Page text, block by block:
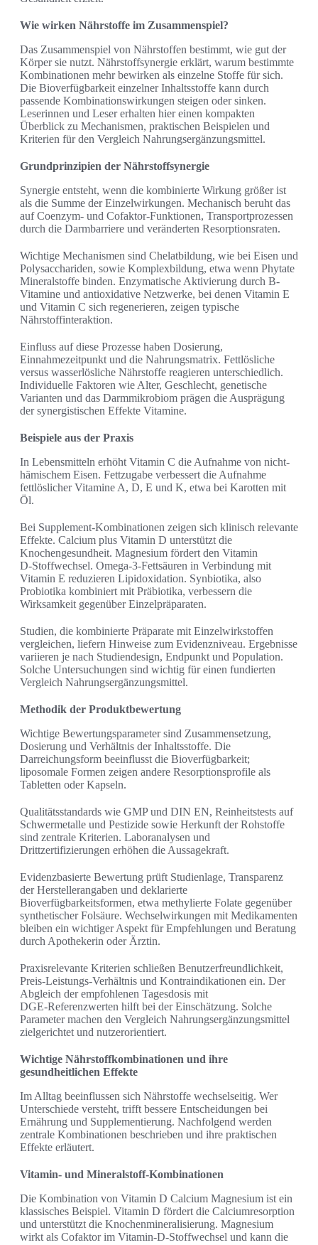
Wie wirken Nährstoffe im Zusammenspiel?
Das Zusammenspiel von Nährstoffen bestimmt, wie gut der
Körper sie nutzt. Nährstoffsynergie erklärt, warum bestimmte
Kombinationen mehr bewirken als einzelne Stoffe für sich.
Die Bioverfügbarkeit einzelner Inhaltsstoffe kann durch
passende Kombinationswirkungen steigen oder sinken.
Leserinnen und Leser erhalten hier einen kompakten
Überblick zu Mechanismen, praktischen Beispielen und
Kriterien für den Vergleich Nahrungsergänzungsmittel.
Grundprinzipien der Nährstoffsynergie
Synergie entsteht, wenn die kombinierte Wirkung größer ist
als die Summe der Einzelwirkungen. Mechanisch beruht das
auf Coenzym- und Cofaktor-Funktionen, Transportprozessen
durch die Darmbarriere und veränderten Resorptionsraten.
Wichtige Mechanismen sind Chelatbildung, wie bei Eisen und
Polysacchariden, sowie Komplexbildung, etwa wenn Phytate
Mineralstoffe binden. Enzymatische Aktivierung durch B-
Vitamine und antioxidative Netzwerke, bei denen Vitamin E
und Vitamin C sich regenerieren, zeigen typische
Nährstoffinteraktion.
Einfluss auf diese Prozesse haben Dosierung,
Einnahmezeitpunkt und die Nahrungsmatrix. Fettlösliche
versus wasserlösliche Nährstoffe reagieren unterschiedlich.
Individuelle Faktoren wie Alter, Geschlecht, genetische
Varianten und das Darmmikrobiom prägen die Ausprägung
der synergistischen Effekte Vitamine.
Beispiele aus der Praxis
In Lebensmitteln erhöht Vitamin C die Aufnahme von nicht-
hämischem Eisen. Fettzugabe verbessert die Aufnahme
fettlöslicher Vitamine A, D, E und K, etwa bei Karotten mit
Öl.
Bei Supplement-Kombinationen zeigen sich klinisch relevante
Effekte. Calcium plus Vitamin D unterstützt die
Knochengesundheit. Magnesium fördert den Vitamin
D‑Stoffwechsel. Omega-3-Fettsäuren in Verbindung mit
Vitamin E reduzieren Lipidoxidation. Synbiotika, also
Probiotika kombiniert mit Präbiotika, verbessern die
Wirksamkeit gegenüber Einzelpräparaten.
Studien, die kombinierte Präparate mit Einzelwirkstoffen
vergleichen, liefern Hinweise zum Evidenzniveau. Ergebnisse
variieren je nach Studiendesign, Endpunkt und Population.
Solche Untersuchungen sind wichtig für einen fundierten
Vergleich Nahrungsergänzungsmittel.
Methodik der Produktbewertung
Wichtige Bewertungsparameter sind Zusammensetzung,
Dosierung und Verhältnis der Inhaltsstoffe. Die
Darreichungsform beeinflusst die Bioverfügbarkeit;
liposomale Formen zeigen andere Resorptionsprofile als
Tabletten oder Kapseln.
Qualitätsstandards wie GMP und DIN EN, Reinheitstests auf
Schwermetalle und Pestizide sowie Herkunft der Rohstoffe
sind zentrale Kriterien. Laboranalysen und
Drittzertifizierungen erhöhen die Aussagekraft.
Evidenzbasierte Bewertung prüft Studienlage, Transparenz
der Herstellerangaben und deklarierte
Bioverfügbarkeitsformen, etwa methylierte Folate gegenüber
synthetischer Folsäure. Wechselwirkungen mit Medikamenten
bleiben ein wichtiger Aspekt für Empfehlungen und Beratung
durch Apothekerin oder Ärztin.
Praxisrelevante Kriterien schließen Benutzerfreundlichkeit,
Preis-Leistungs-Verhältnis und Kontraindikationen ein. Der
Abgleich der empfohlenen Tagesdosis mit
DGE‑Referenzwerten hilft bei der Einschätzung. Solche
Parameter machen den Vergleich Nahrungsergänzungsmittel
zielgerichtet und nutzerorientiert.
Wichtige Nährstoffkombinationen und ihre
gesundheitlichen Effekte
Im Alltag beeinflussen sich Nährstoffe wechselseitig. Wer
Unterschiede versteht, trifft bessere Entscheidungen bei
Ernährung und Supplementierung. Nachfolgend werden
zentrale Kombinationen beschrieben und ihre praktischen
Effekte erläutert.
Vitamin- und Mineralstoff-Kombinationen
Die Kombination von Vitamin D Calcium Magnesium ist ein
klassisches Beispiel. Vitamin D fördert die Calciumresorption
und unterstützt die Knochenmineralisierung. Magnesium
wirkt als Cofaktor im Vitamin-D‑Stoffwechsel und kann die